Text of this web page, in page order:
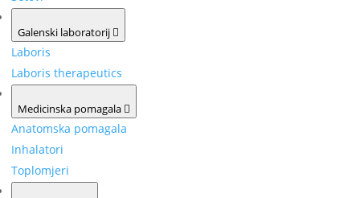
Galenski laboratorij
Laboris
Laboris therapeutics
Medicinska pomagala
Anatomska pomagala
Inhalatori
Toplomjeri